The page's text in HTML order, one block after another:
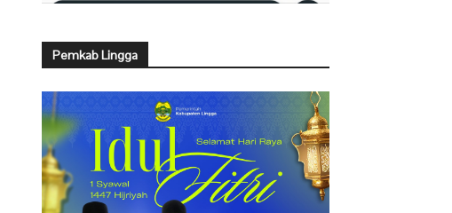
Pemkab Lingga